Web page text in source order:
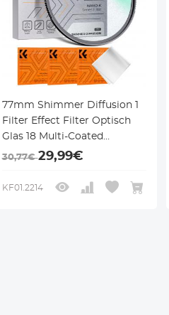
77mm Shimmer Diffusion 1
Filter Effect Filter Optisch
Glas 18 Multi-Coated
Glimmer Glas Effect Filter
Klear Serie
30,77€29,99€
KF01.2214